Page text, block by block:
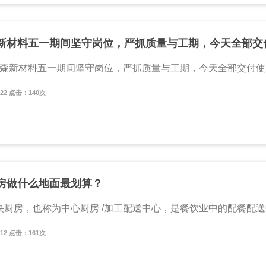
材料五一期间坚守岗位，严抓质量与工期，今天全部交
材料五一期间坚守岗位，严抓质量与工期，今天全部交付
点击：140次
做什么地面最划算？
，也称为中心厨房 /加工配送中心，是餐饮业中的配餐配送
点击：161次